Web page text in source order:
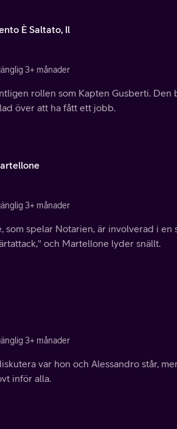
È Saltato, Il
3+ månader
rollen som Kapten Gusberti.
över att ha fått ett jobb.
3+ månader
som spelar Notarien, är involverad i en
och Martellone lyder snällt.
3+ månader
var hon och Alessandro står,
inför alla.